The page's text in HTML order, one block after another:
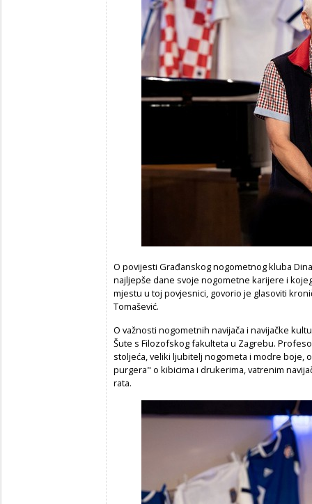
O povijesti Građanskog nogometnog kluba
najljepše dane svoje nogometne karijere i
mjestu u toj povjesnici, govorio je glasoviti
Tomašević.
O važnosti nogometnih navijača i navijačke
Šute s Filozofskog fakulteta u Zagrebu.
stoljeća, veliki ljubitelj nogometa i modre boje,
purgera" o kibicima i drukerima, vatrenim
rata.